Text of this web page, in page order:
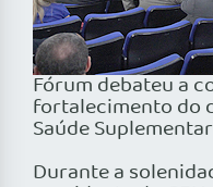
Fórum debateu a
fortalecimento do
Saúde Suplementar
Durante a